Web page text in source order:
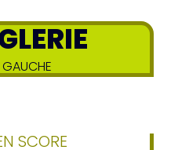
GAUCHE
SCORE